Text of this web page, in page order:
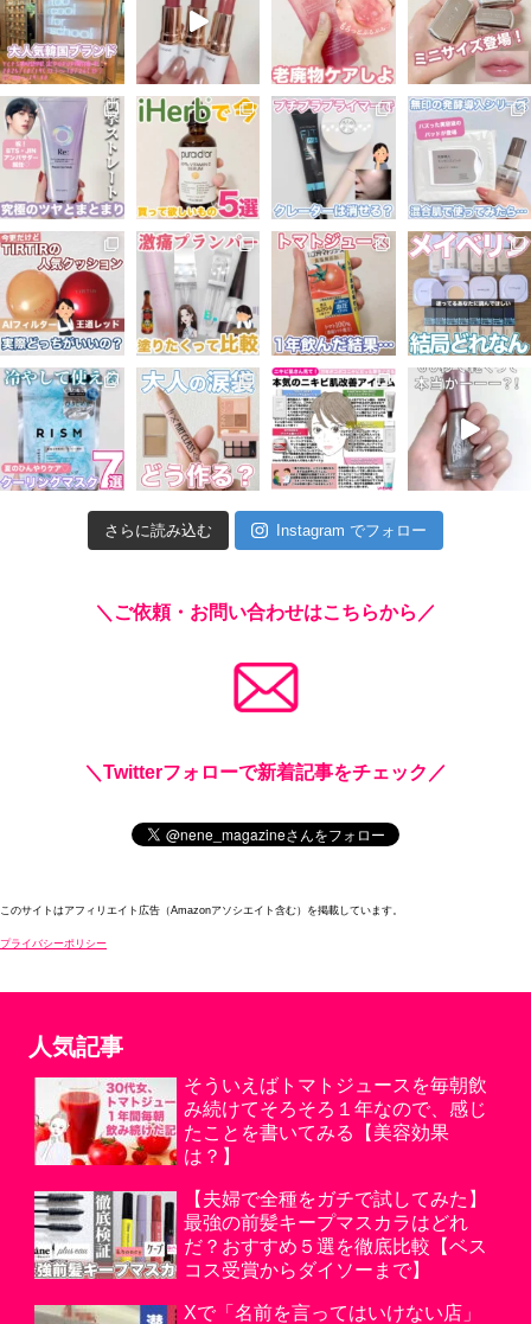
さらに読み込む Instagram でフォロー
＼ご依頼・お問い合わせはこちらから／
＼Twitterフォローで新着記事をチェック／
このサイトはアフィリエイト広告（Amazonアソシエイト含む）を掲載しています。
プライバシーポリシー
人気記事
そういえばトマトジュースを毎朝飲
み続けてそろそろ１年なので、感じ
たことを書いてみる【美容効果
は？】
【夫婦で全種をガチで試してみた】
最強の前髪キープマスカラはどれ
だ？おすすめ５選を徹底比較【ベス
コス受賞からダイソーまで】
Xで「名前を言ってはいけない店」